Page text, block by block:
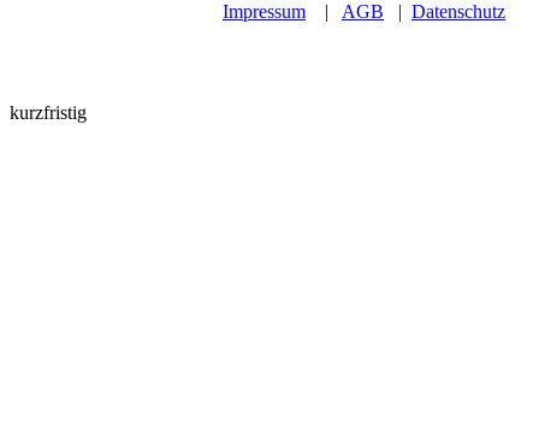
Impressum | AGB | Datenschutz
kurzfristig